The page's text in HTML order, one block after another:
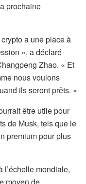
prochaine
a une place à
», a déclaré
Zhao. « Et
nous voulons
ils seront prêts. »
être utile pour
de Musk, tels que le
premium pour plus
l’échelle mondiale,